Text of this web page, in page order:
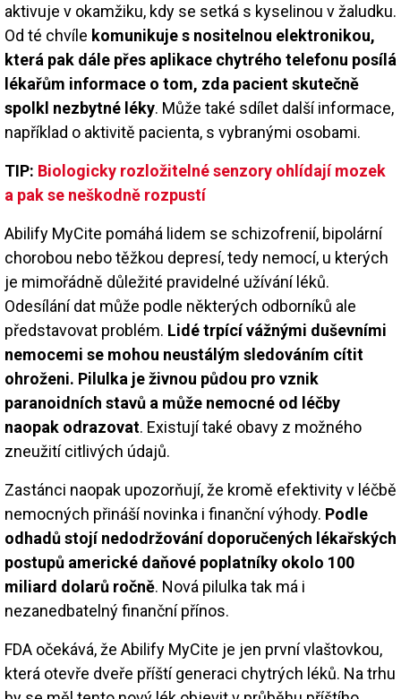
aktivuje v okamžiku, kdy se setká s kyselinou v žaludku.
Od té chvíle komunikuje s nositelnou elektronikou,
která pak dále přes aplikace chytrého telefonu posílá
lékařům informace o tom, zda pacient skutečně
spolkl nezbytné léky. Může také sdílet další informace,
například o aktivitě pacienta, s vybranými osobami.
TIP: Biologicky rozložitelné senzory ohlídají mozek
a pak se neškodně rozpustí
Abilify MyCite pomáhá lidem se schizofrenií, bipolární
chorobou nebo těžkou depresí, tedy nemocí, u kterých
je mimořádně důležité pravidelné užívání léků.
Odesílání dat může podle některých odborníků ale
představovat problém. Lidé trpící vážnými duševními
nemocemi se mohou neustálým sledováním cítit
ohroženi. Pilulka je živnou půdou pro vznik
paranoidních stavů a může nemocné od léčby
naopak odrazovat. Existují také obavy z možného
zneužití citlivých údajů.
Zastánci naopak upozorňují, že kromě efektivity v léčbě
nemocných přináší novinka i finanční výhody. Podle
odhadů stojí nedodržování doporučených lékařských
postupů americké daňové poplatníky okolo 100
miliard dolarů ročně. Nová pilulka tak má i
nezanedbatelný finanční přínos.
FDA očekává, že Abilify MyCite je jen první vlaštovkou,
která otevře dveře příští generaci chytrých léků. Na trhu